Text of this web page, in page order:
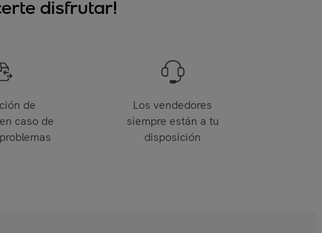
disfrutar!
de
caso de
Los vendedores
siempre están a tu
disposición